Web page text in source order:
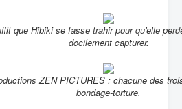
que Hibiki se fasse trahir pour qu'elle
docilement capturer.
ZEN PICTURES : chacune des
bondage-torture.